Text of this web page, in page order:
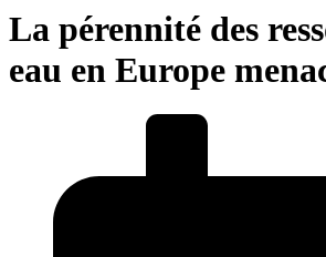
La pérennité des
eau en Europe